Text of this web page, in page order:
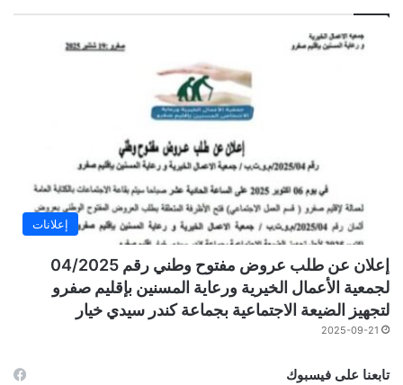
إعلانات
إعلان عن طلب عروض مفتوح وطني رقم 04/2025
لجمعية الأعمال الخيرية ورعاية المسنين بإقليم صفرو
لتجهيز الضيعة الاجتماعية بجماعة كندر سيدي خيار
2025-09-21
تابعنا على فيسبوك